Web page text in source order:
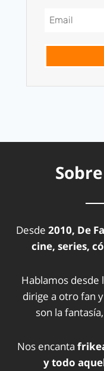
Desde 2010, De
cine, series,
Hablamos desde
dirige a otro fan
son la
Nos encanta
y todo